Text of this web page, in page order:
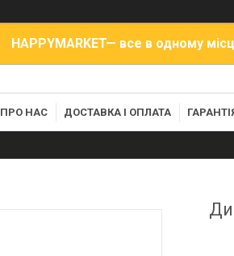
HAPPYMARKET— все в одному
ПРО НАС ДОСТАВКА І ОПЛАТА